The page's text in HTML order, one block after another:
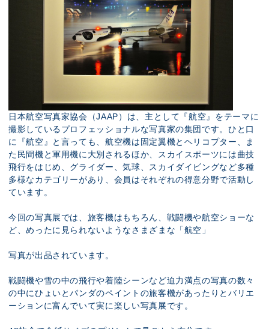
日本航空写真家協会（JAAP）は、主として『航空』をテーマに
撮影しているプロフェッショナルな写真家の集団です。ひと口
に『航空』と言っても、航空機は固定翼機とヘリコプター、ま
た民間機と軍用機に大別されるほか、スカイスポーツには曲技
飛行をはじめ、グライダー、気球、スカイダイビングなど多種
多様なカテゴリーがあり、会員はそれぞれの得意分野で活動し
ています。
今回の写真展では、旅客機はもちろん、戦闘機や航空ショーな
ど、めったに見られないようなさまざまな「航空」
写真が出品されています。
戦闘機や雪の中の飛行や着陸シーンなど迫力満点の写真の数々
の中にひょいとパンダのペイントの旅客機があったりとバリエ
ーションに富んでいて実に楽しい写真展です。